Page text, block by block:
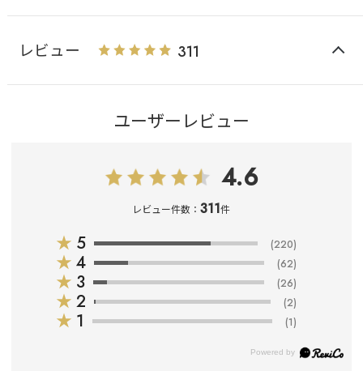
レビュー 311
ユーザーレビュー
4.6
レビュー件数：311件
★ 5 (220)
★ 4 (62)
★ 3 (26)
★ 2 (2)
★ 1 (1)